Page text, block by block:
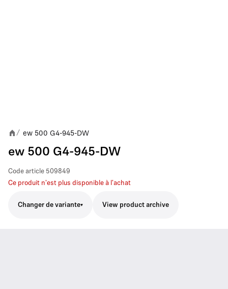
/ ew 500 G4-945-DW
ew 500 G4-945-DW
Code article 509849
Ce produit n'est plus disponible à l'achat
Changer de variante View product archive